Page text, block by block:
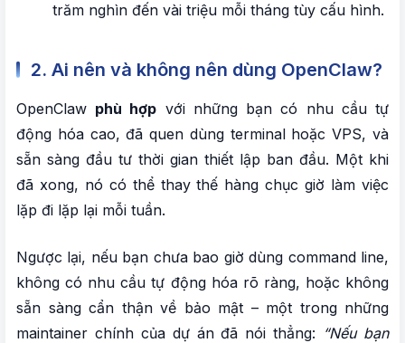
trăm nghìn đến vài triệu mỗi tháng tùy cấu hình.
2. Ai nên và không nên dùng OpenClaw?
OpenClaw phù hợp với những bạn có nhu cầu tự
động hóa cao, đã quen dùng terminal hoặc VPS, và
sẵn sàng đầu tư thời gian thiết lập ban đầu. Một khi
đã xong, nó có thể thay thế hàng chục giờ làm việc
lặp đi lặp lại mỗi tuần.
Ngược lại, nếu bạn chưa bao giờ dùng command line,
không có nhu cầu tự động hóa rõ ràng, hoặc không
sẵn sàng cẩn thận về bảo mật – một trong những
maintainer chính của dự án đã nói thẳng: “Nếu bạn